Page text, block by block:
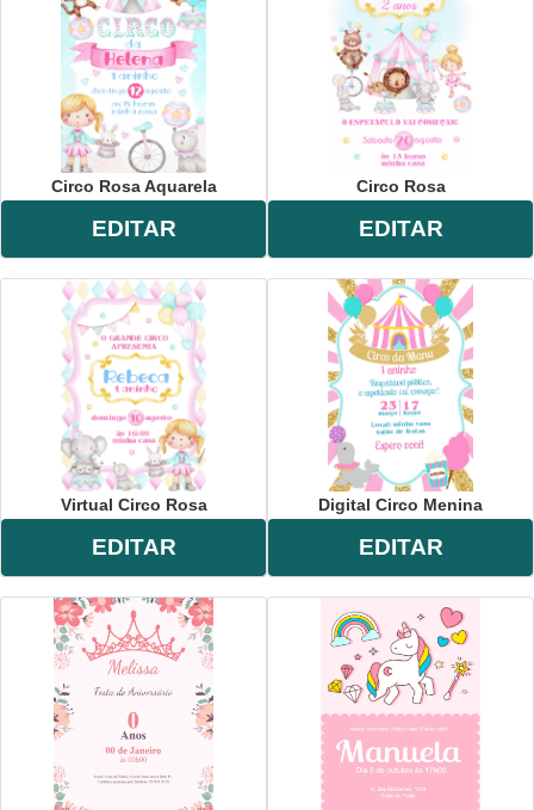
Circo Rosa Aquarela
EDITAR
Circo Rosa
EDITAR
Virtual Circo Rosa
EDITAR
Digital Circo Menina
EDITAR